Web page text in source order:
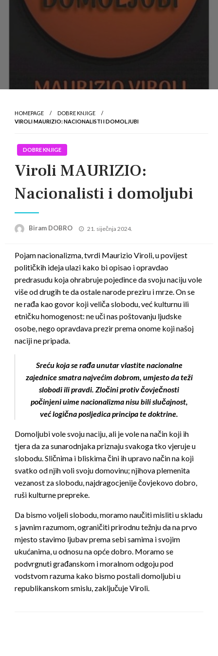
HOMEPAGE
DOBRE KNJIGE
VIROLI MAURIZIO: NACIONALISTI I DOMOLJUBI
DOBRE KNJIGE
Viroli MAURIZIO:
Nacionalisti i domoljubi
Biram DOBRO
Posted
21. siječnja 2024.
Pojam nacionalizma, tvrdi Maurizio Viroli, u povijest
političkih ideja ulazi kako bi opisao i opravdao
predrasudu koja ohrabruje pojedince da svoju naciju vole
više od drugih te da ostale narode preziru i mrze. On se
ne rađa kao govor koji veliča slobodu, već kulturnu ili
etničku homogenost: ne uči nas poštovanju ljudske
osobe, nego opravdava prezir prema onome koji našoj
naciji ne pripada.
Sreću koja se rađa unutar vlastite nacionalne
zajednice smatra najvećim dobrom, umjesto da teži
slobodi ili pravdi. Zločini protiv čovječnosti
počinjeni uime nacionalizma nisu bili slučajnost,
već logična posljedica principa te doktrine.
Domoljubi vole svoju naciju, ali je vole na način koji ih
tjera da za sunarodnjaka priznaju svakoga tko vjeruje u
slobodu. Sličnima i bliskima čini ih upravo način na koji
svatko od njih voli svoju domovinu; njihova plemenita
vezanost za slobodu, najdragocjenije čovjekovo dobro,
ruši kulturne prepreke.
Da bismo voljeli slobodu, moramo naučiti misliti u skladu
s javnim razumom, ograničiti prirodnu težnju da na prvo
mjesto stavimo ljubav prema sebi samima i svojim
ukućanima, u odnosu na opće dobro. Moramo se
podvrgnuti građanskom i moralnom odgoju pod
vodstvom razuma kako bismo postali domoljubi u
republikanskom smislu, zaključuje Viroli.